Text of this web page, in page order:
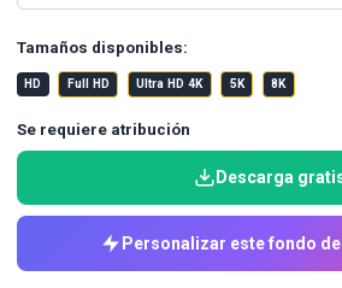
Tamaños disponibles:
HD Full HD Ultra HD 4K 5K 8K
Se requiere atribución
Descarga
Personalizar este fondo